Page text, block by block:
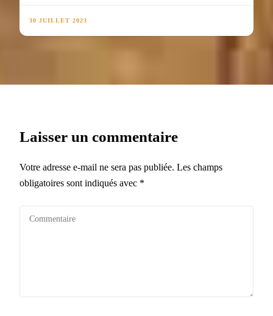
30 JUILLET 2023
Laisser un commentaire
Votre adresse e-mail ne sera pas publiée. Les champs
obligatoires sont indiqués avec *